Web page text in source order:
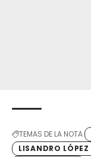
TEMAS DE LA NOTA
LISANDRO LÓPEZ